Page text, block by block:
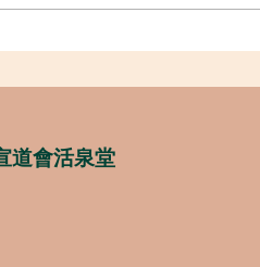
洗禮
道會活泉堂